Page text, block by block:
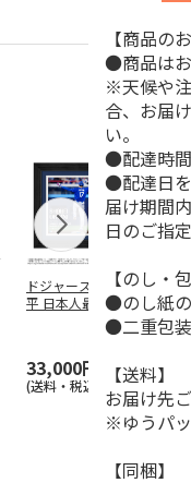
ドジャース 大谷翔
平 日本人最多53試
合連続出塁記念 ダ
33,000円
(送料・税込)
谷
4
【商品の
●商品はお
※天候や
合、お届
い。
●配達時間
●配達日
届け期間
日のご指
【のし・
●のし紙の
●二重包装
【送料】
お届け先
※ゆうパッ
【同梱】